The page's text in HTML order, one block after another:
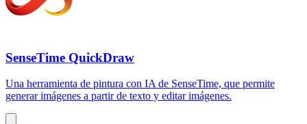
SenseTime QuickDraw
Una herramienta de pintura con IA de SenseTime, que permite
generar imágenes a partir de texto y editar imágenes.